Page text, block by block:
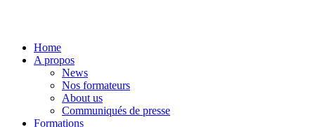
Home
A propos
News
Nos formateurs
About us
Communiqués de presse
Formations